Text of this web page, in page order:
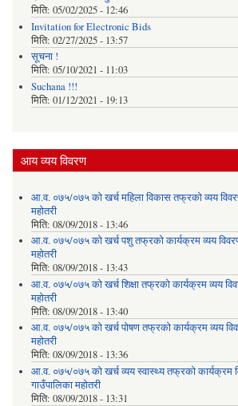
मिति: 05/02/2025 - 12:46
Invitation for Electronic Bids
मिति: 02/27/2025 - 13:57
सूचना !
मिति: 05/10/2021 - 11:03
Suchana !!!
मिति: 01/12/2021 - 19:13
आय व्यय विवरण
आ.व. ०७५/०७५ को खर्च महिला विकास तफ्रको व्यय
महोतरी
मिति: 08/09/2018 - 13:46
आ.व. ०७५/०७५ को खर्च पशु तफ्रको कार्यक्रम व्यय
महोतरी
मिति: 08/09/2018 - 13:43
आ.व. ०७५/०७५ को खर्च शिक्षा तफ्रको कार्यक्रम व्यय
महोतरी
मिति: 08/09/2018 - 13:40
आ.व. ०७५/०७५ को खर्च पोषण तफ्रको कार्यक्रम व्यय
महोतरी
मिति: 08/09/2018 - 13:36
आ.व. ०७५/०७५ को खर्च व्यय स्वास्थ्य तफ्रको कार्यक्रम
गाउँपालिका महोतरी
मिति: 08/09/2018 - 13:31